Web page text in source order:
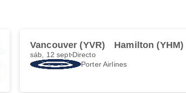
Vancouver (YVR) Hamilton (YHM)
sáb, 12 septDirecto
Porter Airlines